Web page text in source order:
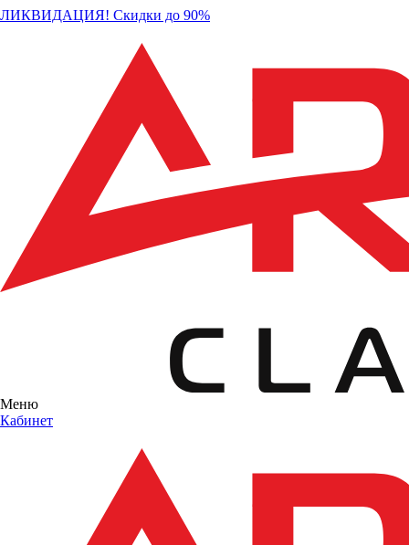
ЛИКВИДАЦИЯ! Скидки до 90%
Меню
Кабинет